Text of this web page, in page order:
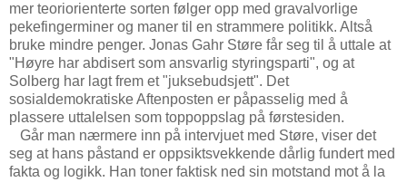
mer teoriorienterte sorten følger opp med gravalvorlige
pekefingerminer og maner til en strammere politikk. Altså
bruke mindre penger. Jonas Gahr Støre får seg til å uttale at
"Høyre har abdisert som ansvarlig styringsparti", og at
Solberg har lagt frem et "juksebudsjett". Det
sosialdemokratiske Aftenposten er påpasselig med å
plassere uttalelsen som toppoppslag på førstesiden.
Går man nærmere inn på intervjuet med Støre, viser det
seg at hans påstand er oppsiktsvekkende dårlig fundert med
fakta og logikk. Han toner faktisk ned sin motstand mot å la